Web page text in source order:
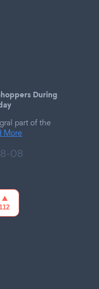
During
part of the
More
08